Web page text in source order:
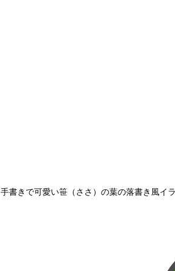
手書きで可愛い笹（ささ）の葉の落書き風イ